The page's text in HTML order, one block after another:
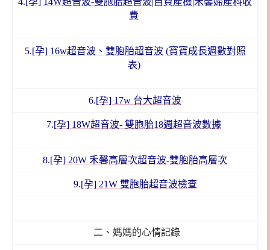
費
5.[孕] 16w超音波、雙胞胎超音波 (寶寶成長週數對照
表)
6.[孕] 17w 台大超音波
7.[孕] 18W超音波- 雙胞胎18週超音波數據
8.[孕] 20W 禾馨高層次超音波-雙胞胎高層次
9.[孕] 21W 雙胞胎超音波檢查
二、媽媽的心情記錄